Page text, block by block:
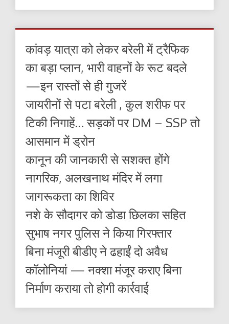
कांवड़ यात्रा को लेकर बरेली में ट्रैफिक
का बड़ा प्लान, भारी वाहनों के रूट बदले
—इन रास्तों से ही गुजरें
जायरीनों से पटा बरेली , कुल शरीफ पर
टिकी निगाहें… सड़कों पर DM – SSP तो
आसमान में ड्रोन
कानून की जानकारी से सशक्त होंगे
नागरिक, अलखनाथ मंदिर में लगा
जागरूकता का शिविर
नशे के सौदागर को डोडा छिलका सहित
सुभाष नगर पुलिस ने किया गिरफ्तार
बिना मंजूरी बीडीए ने ढहाईं दो अवैध
कॉलोनियां — नक्शा मंजूर कराए बिना
निर्माण कराया तो होगी कार्रवाई